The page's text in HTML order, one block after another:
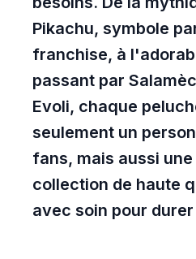
Pikachu, symbole
franchise, à
passant par
Evoli, chaque
seulement un
fans, mais aussi
collection de haute
avec soin pour